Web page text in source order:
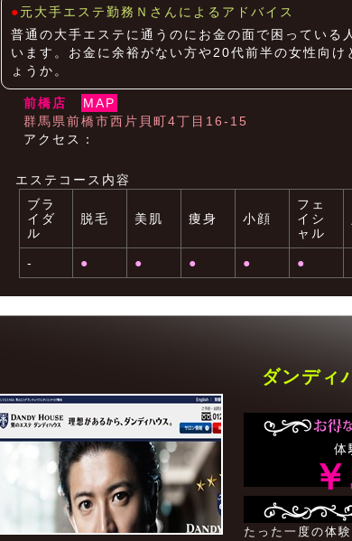
●元大手エステ勤務Ｎさんによるアドバイス
普通の大手エステに通うのにお金の面で困っている
います。お金に余裕がない方や20代前半の女性向け
ょうか。
前橋店
MAP
群馬県前橋市西片貝町4丁目16-15
アクセス：
エステコース内容
ブラ
イダ
ル
脱毛 美肌 痩身 小顔
フェ
イシ
ャル
- ● ● ● ● ●
ダンディ
体
たった一度の体